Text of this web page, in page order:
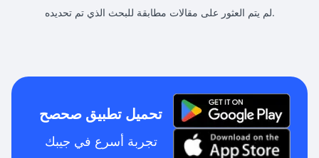
لم يتم العثور على مقالات مطابقة للبحث الذي تم تحديده.
تحميل تطبيق صحصح
تجربة أسرع في جيبك